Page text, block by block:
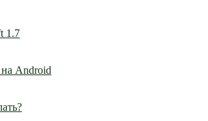
1.7
на Android